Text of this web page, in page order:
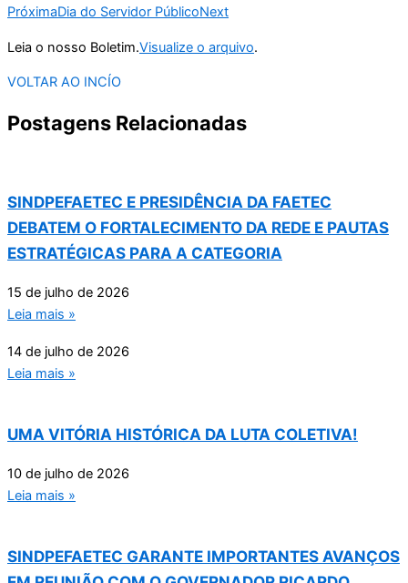
PróximaDia do Servidor PúblicoNext
Leia o nosso Boletim.Visualize o arquivo.
VOLTAR AO INCÍO
Postagens Relacionadas
SINDPEFAETEC E PRESIDÊNCIA DA FAETEC
DEBATEM O FORTALECIMENTO DA REDE E PAUTAS
ESTRATÉGICAS PARA A CATEGORIA
15 de julho de 2026
Leia mais »
14 de julho de 2026
Leia mais »
UMA VITÓRIA HISTÓRICA DA LUTA COLETIVA!
10 de julho de 2026
Leia mais »
SINDPEFAETEC GARANTE IMPORTANTES AVANÇOS